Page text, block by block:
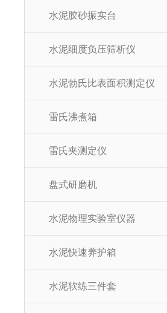
水泥胶砂振实台
水泥细度负压筛析仪
水泥勃氏比表面积测定仪
雷氏沸煮箱
雷氏夹测定仪
盘式研磨机
水泥物理实验室仪器
水泥快速养护箱
水泥软练三件套